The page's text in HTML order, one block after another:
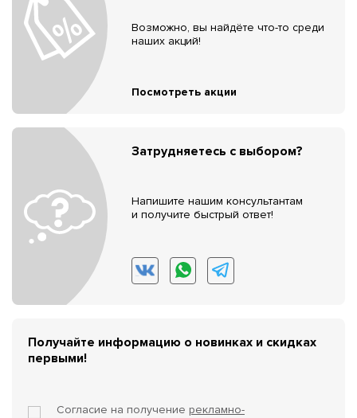
Возможно, вы найдёте что-то среди
наших акций!
Посмотреть акции
Затрудняетесь с выбором?
Напишите нашим консультантам
и получите быстрый ответ!
Получайте информацию о новинках и скидках
первыми!
Согласие на получение рекламно-